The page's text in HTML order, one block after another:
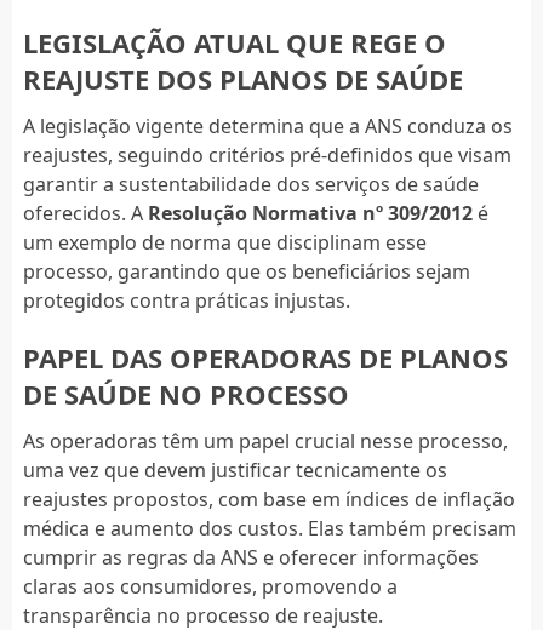
LEGISLAÇÃO ATUAL QUE REGE O
REAJUSTE DOS PLANOS DE SAÚDE
A legislação vigente determina que a ANS conduza os
reajustes, seguindo critérios pré-definidos que visam
garantir a sustentabilidade dos serviços de saúde
oferecidos. A Resolução Normativa nº 309/2012é
um exemplo de norma que disciplinam esse
processo, garantindo que os beneficiários sejam
protegidos contra práticas injustas.
PAPEL DAS OPERADORAS DE PLANOS
DE SAÚDE NO PROCESSO
As operadoras têm um papel crucial nesse processo,
uma vez que devem justificar tecnicamente os
reajustes propostos, com base em índices de inflação
médica e aumento dos custos. Elas também precisam
cumprir as regras da ANS e oferecer informações
claras aos consumidores, promovendo a
transparência no processo de reajuste.